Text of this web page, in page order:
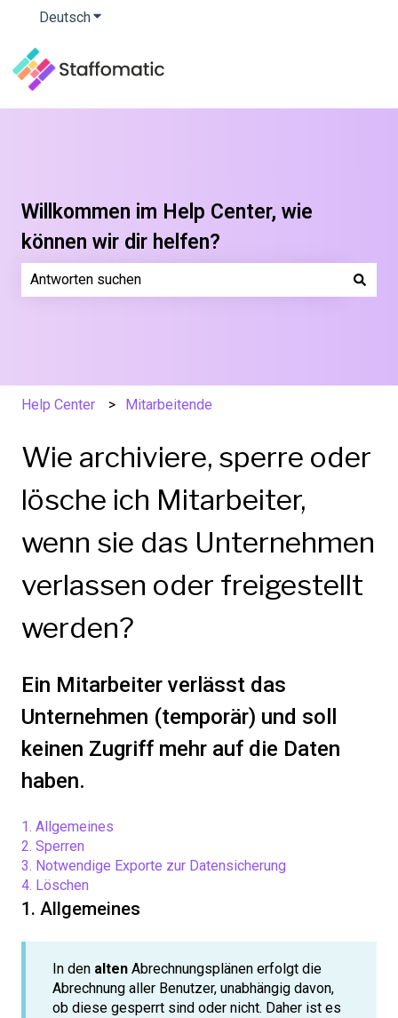
DeutschUntermenü für Übersetzungen anzeigen
Willkommen im Help Center, wie
können wir dir helfen?
Help Center Mitarbeitende
Wie archiviere, sperre oder
lösche ich Mitarbeiter,
wenn sie das Unternehmen
verlassen oder freigestellt
werden?
Ein Mitarbeiter verlässt das
Unternehmen (temporär) und soll
keinen Zugriff mehr auf die Daten
haben.
1. Allgemeines
2. Sperren
3. Notwendige Exporte zur Datensicherung
4. Löschen
1. Allgemeines
In den alten Abrechnungsplänen erfolgt die
Abrechnung aller Benutzer, unabhängig davon,
ob diese gesperrt sind oder nicht. Daher ist es